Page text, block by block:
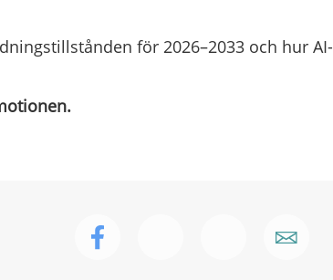
för 2026–2033 och hur AI-